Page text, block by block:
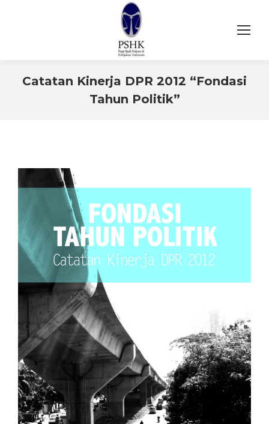
Catatan Kinerja DPR 2012 “Fondasi
Tahun Politik”